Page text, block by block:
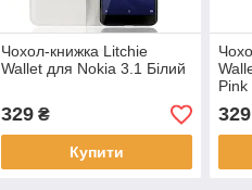
Чохол-книжка Litchie
Wallet для Nokia 3.1 Білий
329₴
Купити
Pink
329